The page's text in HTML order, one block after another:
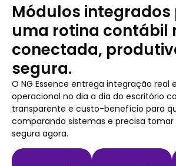
Módulos integrados
uma rotina contábil
conectada,
segura.
O NG Essence entrega integração real
operacional no dia a dia do escritório
transparente e custo-benefício para
comparando sistemas e precisa
segura agora.